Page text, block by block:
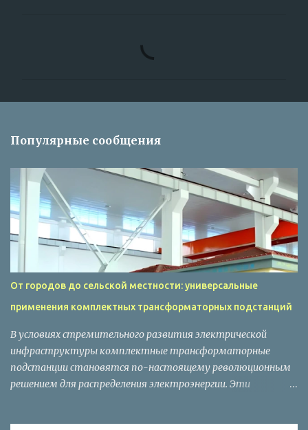
а
Популярные сообщения
От городов до сельской местности: универсальные
применения комплектных трансформаторных подстанций
В условиях стремительного развития электрической
инфраструктуры комплектные трансформаторные
подстанции становятся по-настоящему революционным
решением для распределения электроэнергии. Эти